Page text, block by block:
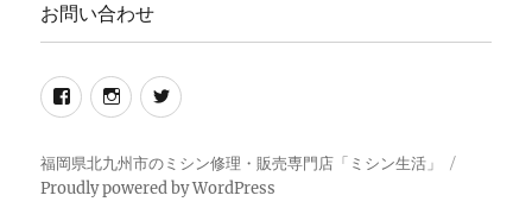
開
お問い合わせ
Facebook
イ
ス
タ
twitter
福岡県北九州市のミシン修理・販売専門店「ミシン生活」
Proudly powered by WordPress